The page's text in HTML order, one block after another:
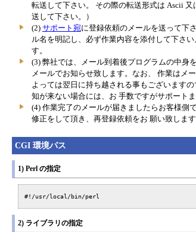
転送して下さい。 その際の転送形式は Ascii
送して下さい。）
(2) サポート宛に登録依頼のメールを送って下
ル名を明記し、必ず作業内容を添付して下さ
す。
(3) 弊社では、メール到着後プログラムの中身
メールでお知らせ致します。なお、 作業はメ
よっては翌日に持ち越される事もございます
知が来ない場合には、お 手数ですがサポート
(4) 作業完了のメールが届きましたらお客様側
修正をして頂き、再登録依頼をお 願い致します
CGI 環境パス
1) Perl の指定
#!/usr/local/bin/perl
2) ライブラリの指定